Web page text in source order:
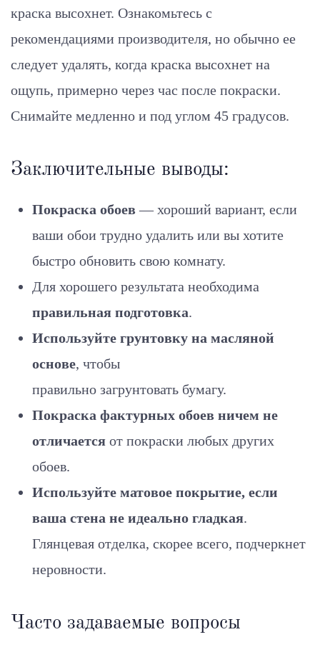
краска высохнет. Ознакомьтесь с
рекомендациями производителя, но обычно ее
следует удалять, когда краска высохнет на
ощупь, примерно через час после покраски.
Снимайте медленно и под углом 45 градусов.
Заключительные выводы:
Покраска обоев— хороший вариант, если
ваши обои трудно удалить или вы хотите
быстро обновить свою комнату.
Для хорошего результата необходима
правильная подготовка.
Используйте грунтовку на масляной
основе, чтобы
правильно загрунтовать бумагу.
Покраска фактурных обоев ничем не
отличается от покраски любых других
обоев.
Используйте матовое покрытие, если
ваша стена не идеально гладкая.
Глянцевая отделка, скорее всего, подчеркнет
неровности.
Часто задаваемые вопросы